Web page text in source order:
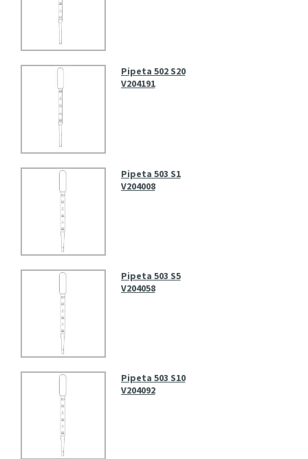
Pipeta 502 S20
V204191
Pipeta 503 S1
V204008
Pipeta 503 S5
V204058
Pipeta 503 S10
V204092